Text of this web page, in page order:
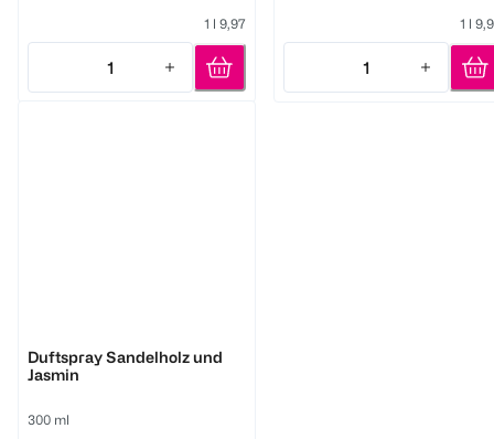
1 l 9,97
1
Quantity: 1
1 l
1
Quantity: 1
Duftspray Sandelholz und
Jasmin
300 ml